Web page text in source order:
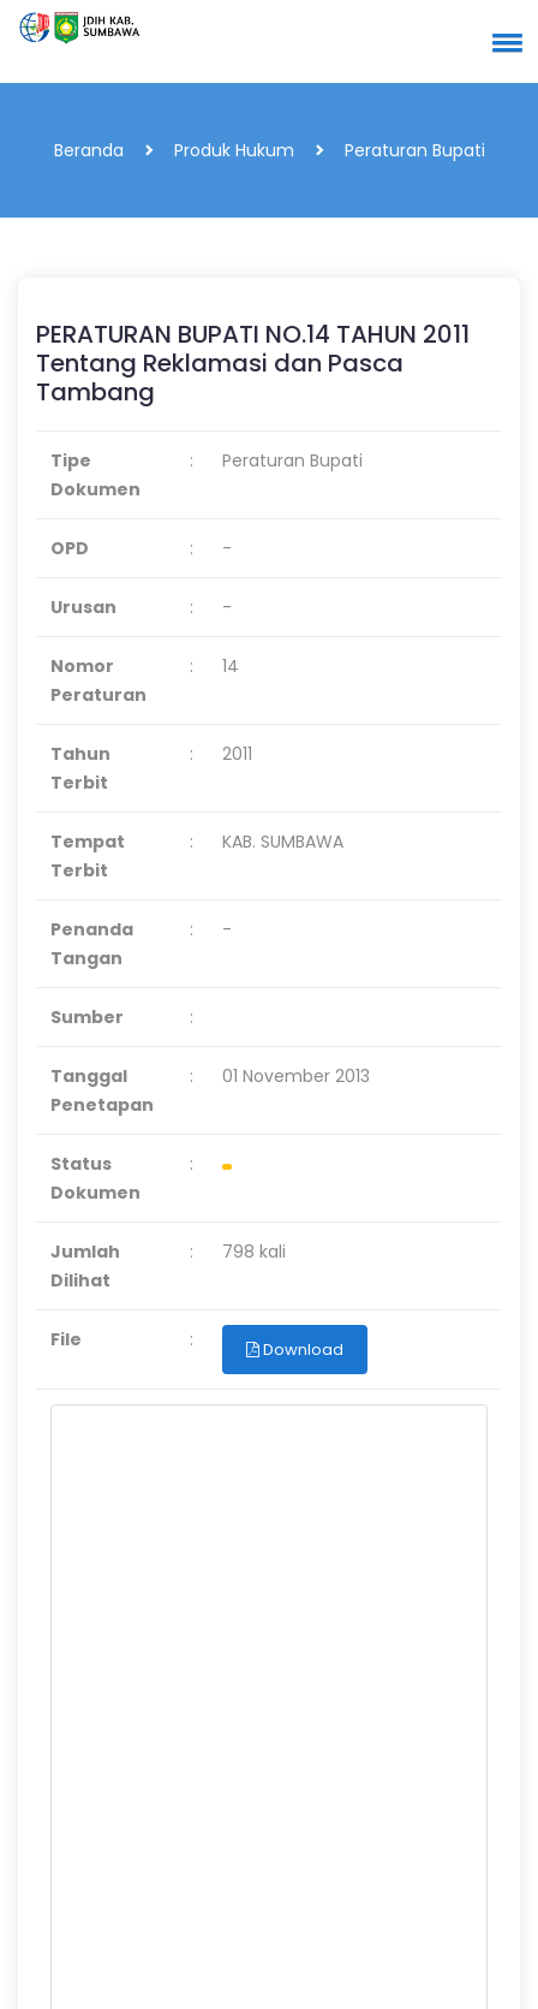
Beranda Produk Hukum Peraturan Bupati
PERATURAN BUPATI NO.14 TAHUN 2011
Tentang Reklamasi dan Pasca
Tambang
Tipe
Dokumen
: Peraturan Bupati
OPD : -
Urusan : -
Nomor
Peraturan
: 14
Tahun
Terbit
: 2011
Tempat
Terbit
: KAB. SUMBAWA
Penanda
Tangan
: -
Sumber :
Tanggal
Penetapan
: 01 November 2013
Status
Dokumen
:
Jumlah
Dilihat
: 798 kali
File : Download